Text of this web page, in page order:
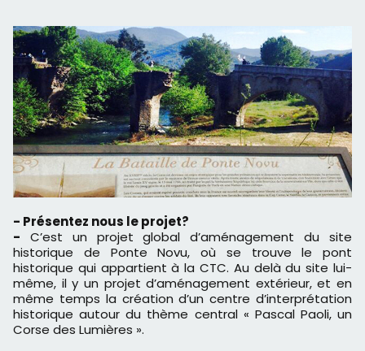
- Présentez nous le projet?
- C’est un projet global d’aménagement du site
historique de Ponte Novu, où se trouve le pont
historique qui appartient à la CTC. Au delà du site lui-
même, il y un projet d’aménagement extérieur, et en
même temps la création d’un centre d’interprétation
historique autour du thème central « Pascal Paoli, un
Corse des Lumières ».